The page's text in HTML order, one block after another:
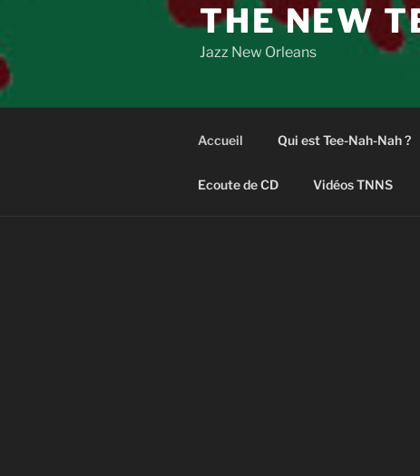
THE NEW
Jazz New Orleans
Accueil Qui est Tee-Nah-Nah ?
Ecoute de CD Vidéos TNNS